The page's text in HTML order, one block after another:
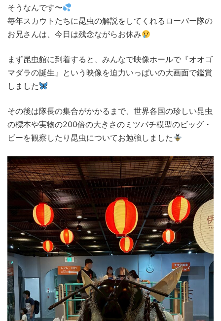
そうなんです〜
毎年スカウトたちに昆虫の解説をしてくれるローバー隊の
お兄さんは、今日は残念ながらお休み
まず昆虫館に到着すると、みんなで映像ホールで『オオゴ
マダラの誕生』という映像を迫力いっぱいの大画面で鑑賞
しました
その後は隊長の集合がかかるまで、世界各国の珍しい昆虫
の標本や実物の200倍の大きさのミツバチ模型のビッグ・
ビーを観察したり昆虫についてお勉強しました